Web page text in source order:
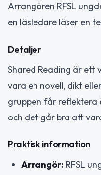
Arrangören RFSL
en läsledare läser en
Detaljer
Shared Reading är ett
vara en novell, dikt
gruppen får reflektera
och det går bra att
Praktisk information
Arrangör: RFSL